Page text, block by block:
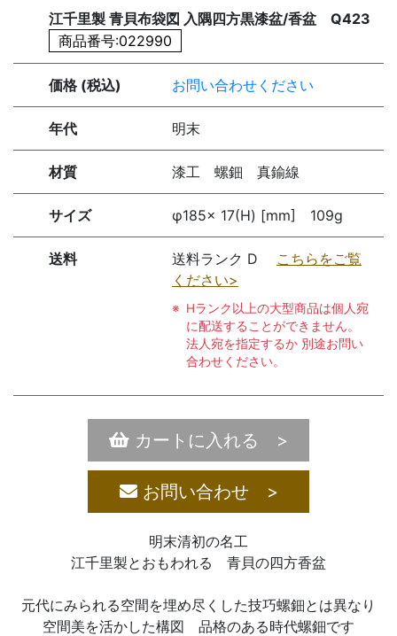
江千里製 青貝布袋図 入隅四方黒漆盆/香盆 Q423
商品番号:022990
価格 (税込) お問い合わせください
年代 明末
材質 漆工 螺鈿 真鍮線
サイズ φ185× 17(H) [mm] 109g
送料 送料ランク D こちらをご覧
ください>
Hランク以上の大型商品は個人宛
に配送することができません。
法人宛を指定するか 別途お問い
合わせください。
カートに入れる >
お問い合わせ >
明末清初の名工
江千里製とおもわれる 青貝の四方香盆
元代にみられる空間を埋め尽くした技巧螺鈿とは異なり
空間美を活かした構図 品格のある時代螺鈿です